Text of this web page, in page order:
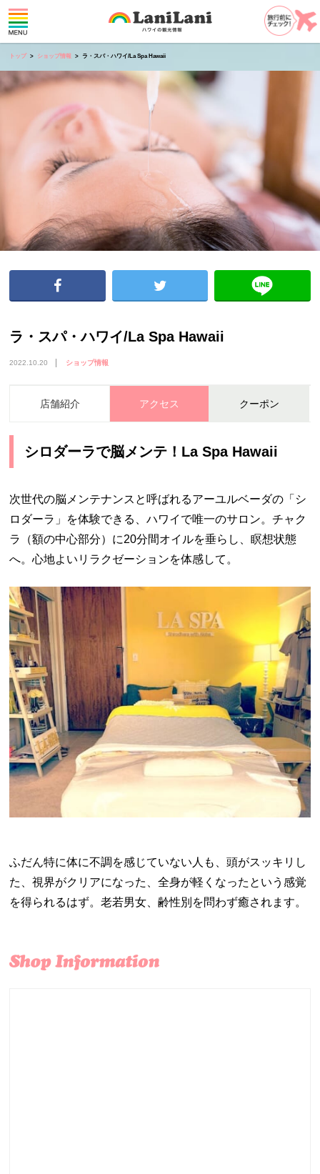
トップ ショップ情報 ラ・スパ・ハワイ/La Spa Hawaii
ラ・スパ・ハワイ/La Spa Hawaii
2022.10.20 ショップ情報
店舗紹介 アクセス クーポン
シロダーラで脳メンテ！La Spa Hawaii
次世代の脳メンテナンスと呼ばれるアーユルベーダの「シ
ロダーラ」を体験できる、ハワイで唯一のサロン。チャク
ラ（額の中心部分）に20分間オイルを垂らし、瞑想状態
へ。心地よいリラクゼーションを体感して。
ふだん特に体に不調を感じていない人も、頭がスッキリし
た、視界がクリアになった、全身が軽くなったという感覚
を得られるはず。老若男女、齢性別を問わず癒されます。